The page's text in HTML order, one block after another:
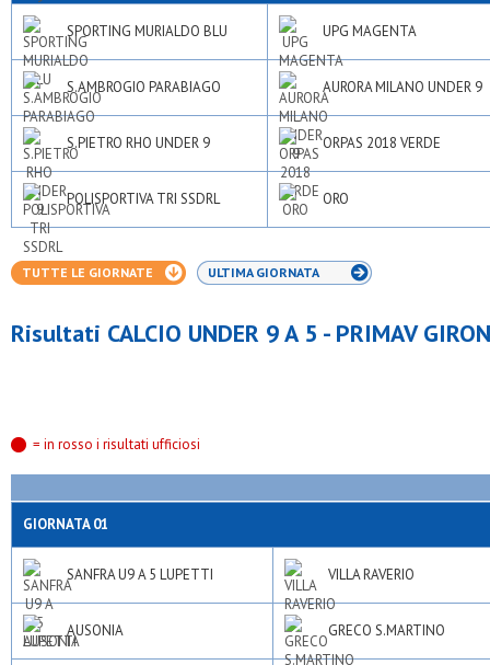
SPORTING MURIALDO BLU UPG MAGENTA
S.AMBROGIO PARABIAGO AURORA MILANO UNDER 9
S.PIETRO RHO UNDER 9 ORPAS 2018 VERDE
POLISPORTIVA TRI SSDRL ORO
TUTTE LE GIORNATE ULTIMA GIORNATA
Risultati CALCIO UNDER 9 A 5 - PRIMAV
= in rosso i risultati ufficiosi
GIORNATA 01
SANFRA U9 A 5 LUPETTI VILLA RAVERIO
AUSONIA GRECO S.MARTINO